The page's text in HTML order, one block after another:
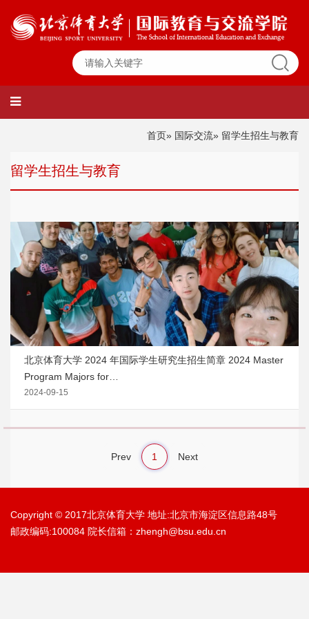
首页» 国际交流» 留学生招生与教育
留学生招生与教育
北京体育大学 2024 年国际学生研究生招生简章 2024 Master
Program Majors for…
2024-09-15
Prev 1 Next
Copyright © 2017北京体育大学 地址:北京市海淀区信息路48号
邮政编码:100084 院长信箱：zhengh@bsu.edu.cn